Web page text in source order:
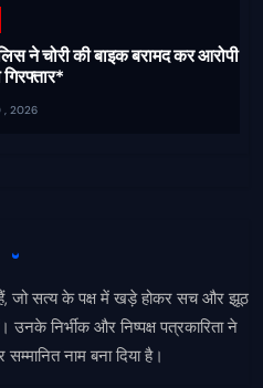
ने चोरी की बाइक बरामद कर आरोपी
, 2026
जो सत्य के पक्ष में खड़े होकर सच और झूठ
निर्भीक और निष्पक्ष पत्रकारिता ने
नाम बना दिया है।